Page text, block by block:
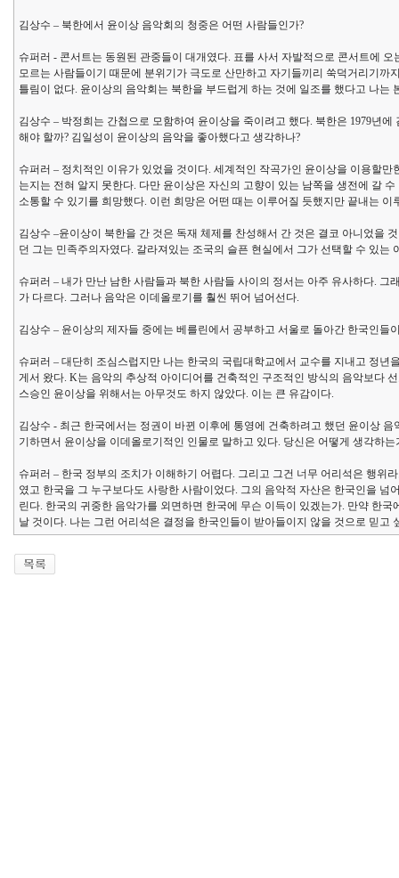
김상수 – 북한에서 윤이상 음악회의 청중은 어떤 사람들인가?
슈퍼러 - 콘서트는 동원된 관중들이 대개였다. 표를 사서 자발적으로 콘서트에
모르는 사람들이기 때문에 분위기가 극도로 산만하고 자기들끼리 쑥덕거리기
틀림이 없다. 윤이상의 음악회는 북한을 부드럽게 하는 것에 일조를 했다고 나는
김상수 – 박정희는 간첩으로 모함하여 윤이상을 죽이려고 했다. 북한은 1979년
해야 할까? 김일성이 윤이상의 음악을 좋아했다고 생각하나?
슈퍼러 – 정치적인 이유가 있었을 것이다. 세계적인 작곡가인 윤이상을 이용할
는지는 전혀 알지 못한다. 다만 윤이상은 자신의 고향이 있는 남쪽을 생전에 갈
소통할 수 있기를 희망했다. 이런 희망은 어떤 때는 이루어질 듯했지만 끝내는 이
김상수 –윤이상이 북한을 간 것은 독재 체제를 찬성해서 간 것은 결코 아니었을
던 그는 민족주의자였다. 갈라져있는 조국의 슬픈 현실에서 그가 선택할 수 있는
슈퍼러 – 내가 만난 남한 사람들과 북한 사람들 사이의 정서는 아주 유사하다.
가 다르다. 그러나 음악은 이데올로기를 훨씬 뛰어 넘어선다.
김상수 – 윤이상의 제자들 중에는 베를린에서 공부하고 서울로 돌아간 한국인들
슈퍼러 – 대단히 조심스럽지만 나는 한국의 국립대학교에서 교수를 지내고 정
게서 왔다. K는 음악의 추상적 아이디어를 건축적인 구조적인 방식의 음악보다
스승인 윤이상을 위해서는 아무것도 하지 않았다. 이는 큰 유감이다.
김상수 - 최근 한국에서는 정권이 바뀐 이후에 통영에 건축하려고 했던 윤이상
기하면서 윤이상을 이데올로기적인 인물로 말하고 있다. 당신은 어떻게 생각하는
슈퍼러 – 한국 정부의 조치가 이해하기 어렵다. 그리고 그건 너무 어리석은 행
였고 한국을 그 누구보다도 사랑한 사람이었다. 그의 음악적 자산은 한국인을
린다. 한국의 귀중한 음악가를 외면하면 한국에 무슨 이득이 있겠는가. 만약 한
날 것이다. 나는 그런 어리석은 결정을 한국인들이 받아들이지 않을 것으로 믿고